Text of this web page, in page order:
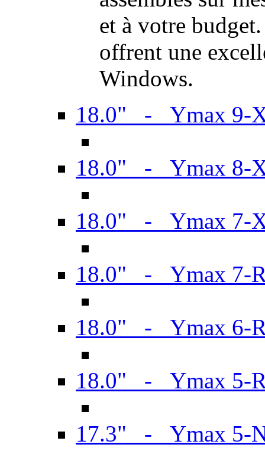
et à votre
offrent une
Windows.
18.0" - Ymax 9-
18.0" - Ymax 8-
18.0" - Ymax 7-
18.0" - Ymax 7-
18.0" - Ymax 6-
18.0" - Ymax 5-
17.3" - Ymax 5-